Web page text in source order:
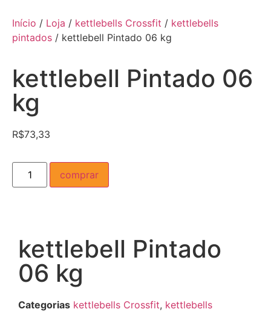
Início / Loja / kettlebells Crossfit / kettlebells
pintados / kettlebell Pintado 06 kg
kettlebell Pintado 06
kg
R$73,33
comprar
kettlebell Pintado
06 kg
Categorias kettlebells Crossfit, kettlebells